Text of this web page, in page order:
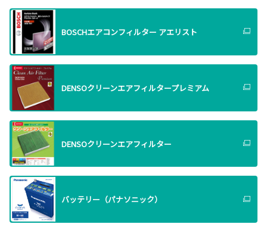
BOSCHエアコンフィルター アエリスト
DENSOクリーンエアフィルタープレミアム
DENSOクリーンエアフィルター
バッテリー（パナソニック）